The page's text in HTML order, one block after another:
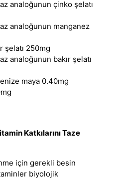
analoğunun çinko şelatı
analoğunun manganez
şelatı 250mg
analoğunun bakır şelatı
maya 0.40mg
Katkılarını Taze
için gerekli besin
biyolojik